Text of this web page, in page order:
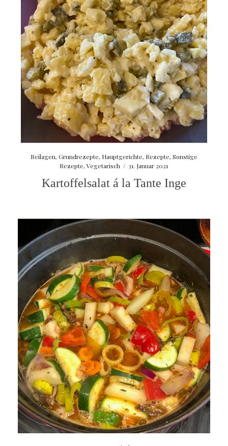
Beilagen, Grundrezepte, Hauptgerichte, Rezepte, Sonstige
Rezepte,Vegetarisch / 31. Januar 2021
Kartoffelsalat á la Tante Inge